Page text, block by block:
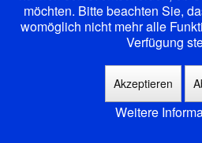
möchten. Bitte beachten Sie,
womöglich nicht mehr alle
Verfügung
Akzeptieren
Weitere